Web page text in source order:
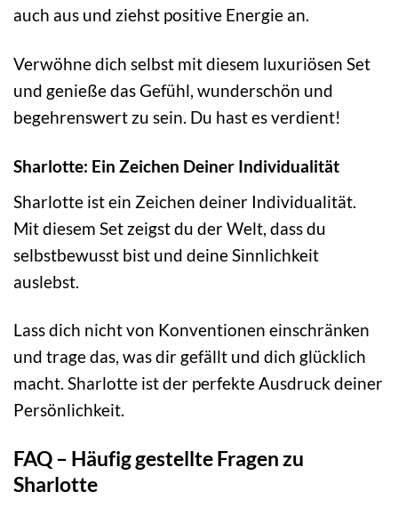
auch aus und ziehst positive Energie an.
Verwöhne dich selbst mit diesem luxuriösen Set
und genieße das Gefühl, wunderschön und
begehrenswert zu sein. Du hast es verdient!
Sharlotte: Ein Zeichen Deiner Individualität
Sharlotte ist ein Zeichen deiner Individualität.
Mit diesem Set zeigst du der Welt, dass du
selbstbewusst bist und deine Sinnlichkeit
auslebst.
Lass dich nicht von Konventionen einschränken
und trage das, was dir gefällt und dich glücklich
macht. Sharlotte ist der perfekte Ausdruck deiner
Persönlichkeit.
FAQ – Häufig gestellte Fragen zu
Sharlotte